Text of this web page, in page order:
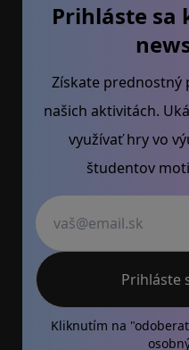
Prihláste sa
Získate
našich aktivitách.
využívať hry vo
študentov
Prihláste
Kliknutím na